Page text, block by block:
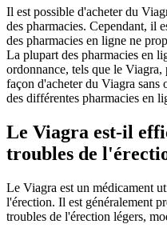
Il est possible d'acheter du
des pharmacies. Cependant, il
des pharmacies en ligne ne
La plupart des pharmacies en
ordonnance, tels que le
façon d'acheter du Viagra sans
des différentes pharmacies en
Le Viagra est-il
troubles de
Le Viagra est un médicament
l'érection. Il est généralement
troubles de l'érection légers,